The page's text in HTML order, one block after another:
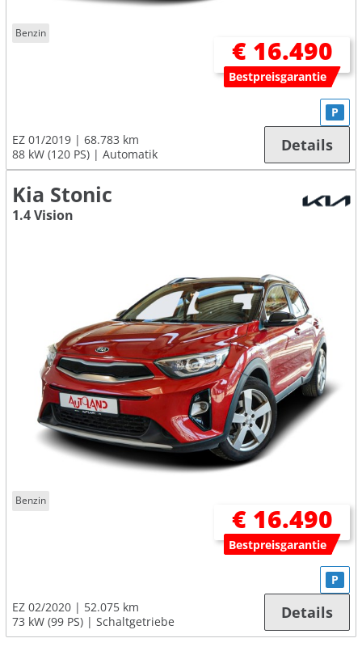
Benzin
€ 16.490
Bestpreisgarantie
EZ 01/2019
68.783 km
88 kW (120 PS)
Automatik
P
Details
Kia Stonic
1.4 Vision
Benzin
€ 16.490
Bestpreisgarantie
EZ 02/2020
52.075 km
73 kW (99 PS)
Schaltgetriebe
P
Details